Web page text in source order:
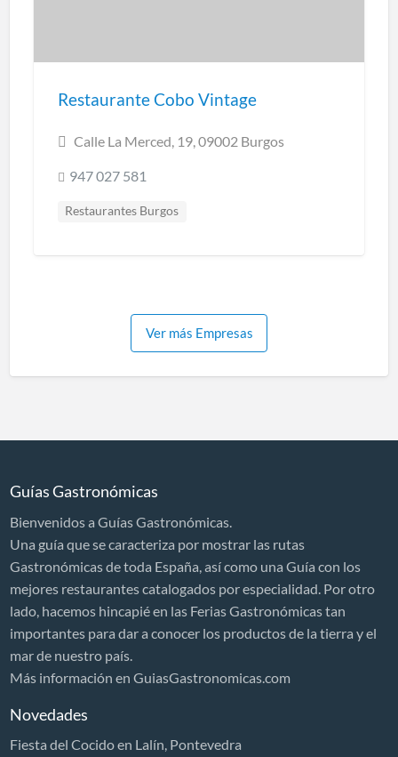
Restaurante Cobo Vintage
Calle La Merced, 19, 09002 Burgos
947 027 581
Restaurantes Burgos
Ver más Empresas
Guías Gastronómicas
Bienvenidos a Guías Gastronómicas.
Una guía que se caracteriza por mostrar las rutas
Gastronómicas de toda España, así como una Guía con los
mejores restaurantes catalogados por especialidad. Por otro
lado, hacemos hincapié en las Ferias Gastronómicas tan
importantes para dar a conocer los productos de la tierra y el
mar de nuestro país.
Más información en GuiasGastronomicas.com
Novedades
Fiesta del Cocido en Lalín, Pontevedra